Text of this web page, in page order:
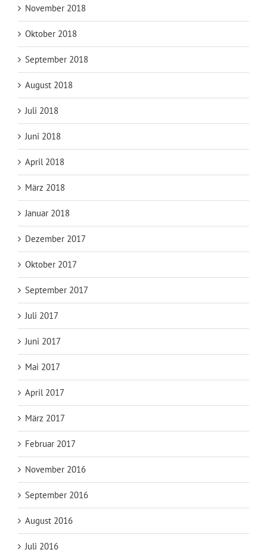
November 2018
Oktober 2018
September 2018
August 2018
Juli 2018
Juni 2018
April 2018
März 2018
Januar 2018
Dezember 2017
Oktober 2017
September 2017
Juli 2017
Juni 2017
Mai 2017
April 2017
März 2017
Februar 2017
November 2016
September 2016
August 2016
Juli 2016